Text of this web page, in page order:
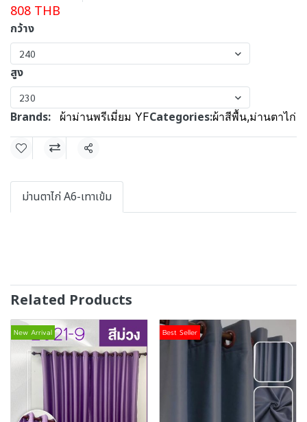
808 THB
กว้าง
240
สูง
230
Brands: ผ้าม่านพรีเมี่ยม YFCategories:ผ้าสีพื้น,ม่านตาไก่
Share
ม่านตาไก่ A6-เทาเข้ม
Related Products
New Arrival Best Seller